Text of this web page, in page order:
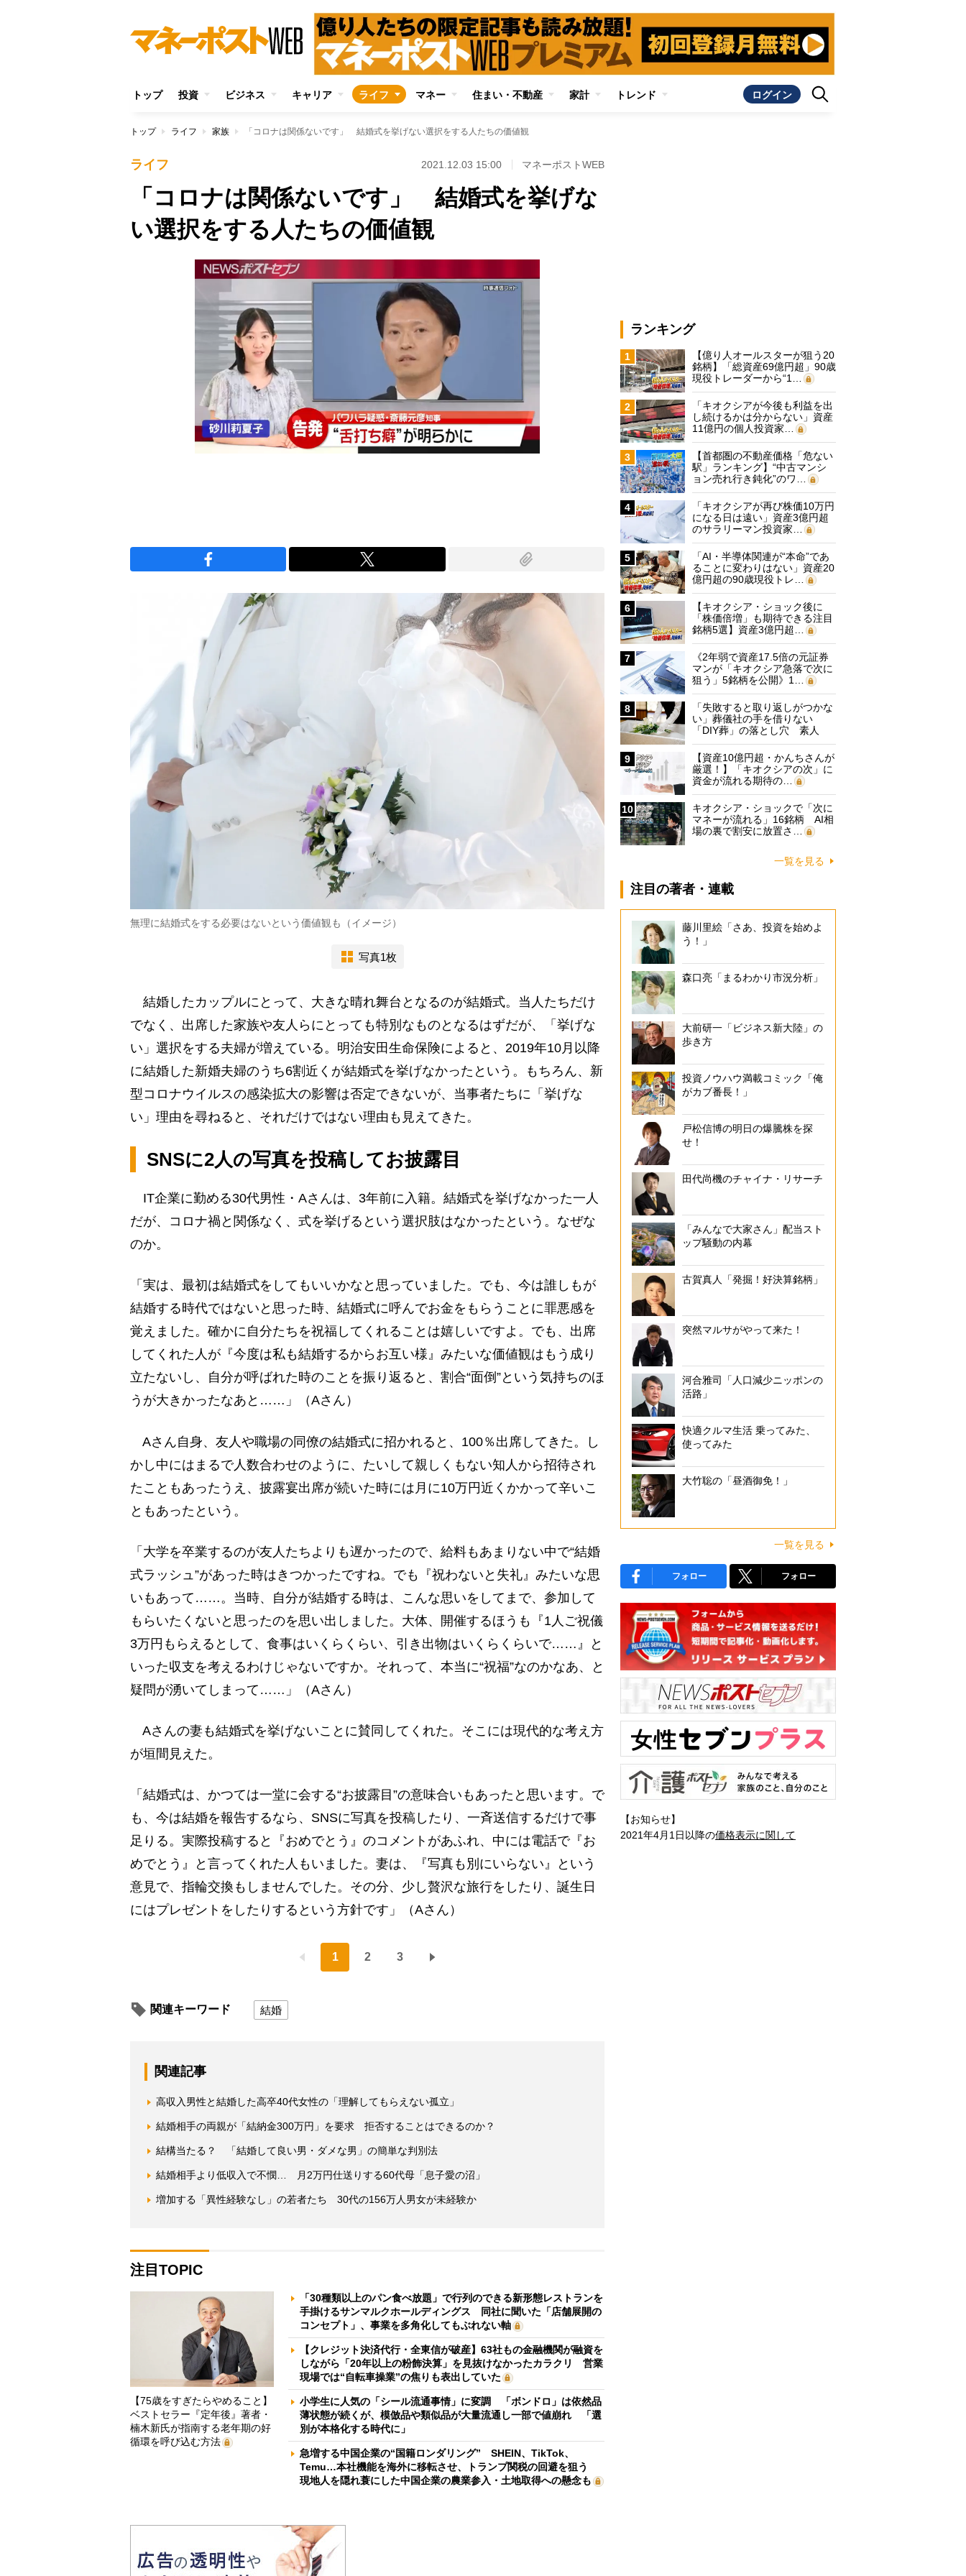
トップ 投資 ビジネス キャリア ライフ マネー 住まい・不動産 家計 トレンド ログイン
トップ ライフ 家族 「コロナは関係ないです」 結婚式を挙げない選択をする人たちの価値観
ライフ 2021.12.03 15:00 マネーポストWEB
「コロナは関係ないです」 結婚式を挙げな
い選択をする人たちの価値観
無理に結婚式をする必要はないという価値観も（イメージ）
写真1枚
結婚したカップルにとって、大きな晴れ舞台となるのが結婚式。当人たちだけ
でなく、出席した家族や友人らにとっても特別なものとなるはずだが、「挙げな
い」選択をする夫婦が増えている。明治安田生命保険によると、2019年10月以降
に結婚した新婚夫婦のうち6割近くが結婚式を挙げなかったという。もちろん、新
型コロナウイルスの感染拡大の影響は否定できないが、当事者たちに「挙げな
い」理由を尋ねると、それだけではない理由も見えてきた。
SNSに2人の写真を投稿してお披露目
IT企業に勤める30代男性・Aさんは、3年前に入籍。結婚式を挙げなかった一人
だが、コロナ禍と関係なく、式を挙げるという選択肢はなかったという。なぜな
のか。
「実は、最初は結婚式をしてもいいかなと思っていました。でも、今は誰しもが
結婚する時代ではないと思った時、結婚式に呼んでお金をもらうことに罪悪感を
覚えました。確かに自分たちを祝福してくれることは嬉しいですよ。でも、出席
してくれた人が『今度は私も結婚するからお互い様』みたいな価値観はもう成り
立たないし、自分が呼ばれた時のことを振り返ると、割合“面倒”という気持ちのほ
うが大きかったなあと……」（Aさん）
Aさん自身、友人や職場の同僚の結婚式に招かれると、100％出席してきた。し
かし中にはまるで人数合わせのように、たいして親しくもない知人から招待され
たこともあったうえ、披露宴出席が続いた時には月に10万円近くかかって辛いこ
ともあったという。
「大学を卒業するのが友人たちよりも遅かったので、給料もあまりない中で“結婚
式ラッシュ”があった時はきつかったですね。でも『祝わないと失礼』みたいな思
いもあって……。当時、自分が結婚する時は、こんな思いをしてまで、参加して
もらいたくないと思ったのを思い出しました。大体、開催するほうも『1人ご祝儀
3万円もらえるとして、食事はいくらくらい、引き出物はいくらくらいで……』と
いった収支を考えるわけじゃないですか。それって、本当に“祝福”なのかなあ、と
疑問が湧いてしまって……」（Aさん）
Aさんの妻も結婚式を挙げないことに賛同してくれた。そこには現代的な考え方
が垣間見えた。
「結婚式は、かつては一堂に会する“お披露目”の意味合いもあったと思います。で
も、今は結婚を報告するなら、SNSに写真を投稿したり、一斉送信するだけで事
足りる。実際投稿すると『おめでとう』のコメントがあふれ、中には電話で『お
めでとう』と言ってくれた人もいました。妻は、『写真も別にいらない』という
意見で、指輪交換もしませんでした。その分、少し贅沢な旅行をしたり、誕生日
にはプレゼントをしたりするという方針です」（Aさん）
1 2 3
関連キーワード 結婚
関連記事
高収入男性と結婚した高卒40代女性の「理解してもらえない孤立」
結婚相手の両親が「結納金300万円」を要求 拒否することはできるのか？
結構当たる？ 「結婚して良い男・ダメな男」の簡単な判別法
結婚相手より低収入で不憫… 月2万円仕送りする60代母「息子愛の沼」
増加する「異性経験なし」の若者たち 30代の156万人男女が未経験か
注目TOPIC
【75歳をすぎたらやめること】
ベストセラー『定年後』著者・
楠木新氏が指南する老年期の好
循環を呼び込む方法
「30種類以上のパン食べ放題」で行列のできる新形態レストランを
手掛けるサンマルクホールディングス 同社に聞いた「店舗展開の
コンセプト」、事業を多角化してもぶれない軸
【クレジット決済代行・全東信が破産】63社もの金融機関が融資を
しながら「20年以上の粉飾決算」を見抜けなかったカラクリ 営業
現場では“自転車操業”の焦りも表出していた
小学生に人気の「シール流通事情」に変調 「ボンドロ」は依然品
薄状態が続くが、模倣品や類似品が大量流通し一部で値崩れ 「選
別が本格化する時代に」
急増する中国企業の“国籍ロンダリング” SHEIN、TikTok、
Temu…本社機能を海外に移転させ、トランプ関税の回避を狙う
現地人を隠れ蓑にした中国企業の農業参入・土地取得への懸念も
ランキング
1
【億り人オールスターが狙う20
銘柄】「総資産69億円超」90歳
現役トレーダーから“1…
2
「キオクシアが今後も利益を出
し続けるかは分からない」資産
11億円の個人投資家…
3
【首都圏の不動産価格「危ない
駅」ランキング】“中古マンシ
ョン売れ行き鈍化”のワ…
4
「キオクシアが再び株価10万円
になる日は遠い」資産3億円超
のサラリーマン投資家…
5
「AI・半導体関連が“本命”であ
ることに変わりはない」資産20
億円超の90歳現役トレ…
6
【キオクシア・ショック後に
「株価倍増」も期待できる注目
銘柄5選】資産3億円超…
7
《2年弱で資産17.5倍の元証券
マンが「キオクシア急落で次に
狙う」5銘柄を公開》1…
8
「失敗すると取り返しがつかな
い」葬儀社の手を借りない
「DIY葬」の落とし穴 素人
に…
9
【資産10億円超・かんちさんが
厳選！】「キオクシアの次」に
資金が流れる期待の…
10
キオクシア・ショックで「次に
マネーが流れる」16銘柄 AI相
場の裏で割安に放置さ…
一覧を見る
注目の著者・連載
藤川里絵「さあ、投資を始めよ
う！」
森口亮「まるわかり市況分析」
大前研一「ビジネス新大陸」の
歩き方
投資ノウハウ満載コミック「俺
がカブ番長！」
戸松信博の明日の爆騰株を探
せ！
田代尚機のチャイナ・リサーチ
「みんなで大家さん」配当スト
ップ騒動の内幕
古賀真人「発掘！好決算銘柄」
突然マルサがやって来た！
河合雅司「人口減少ニッポンの
活路」
快適クルマ生活 乗ってみた、
使ってみた
大竹聡の「昼酒御免！」
一覧を見る
フォロー フォロー
【お知らせ】
2021年4月1日以降の価格表示に関して